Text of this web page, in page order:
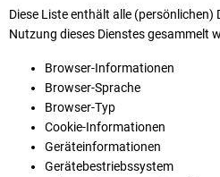
Diese Liste enthält alle (persönlichen)
Nutzung dieses Dienstes gesammelt
Browser-Informationen
Browser-Sprache
Browser-Typ
Cookie-Informationen
Geräteinformationen
Gerätebestriebssystem